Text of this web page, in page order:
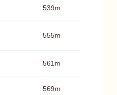
539m
555m
561m
569m